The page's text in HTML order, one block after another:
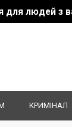
для людей з
КРИМІНАЛ